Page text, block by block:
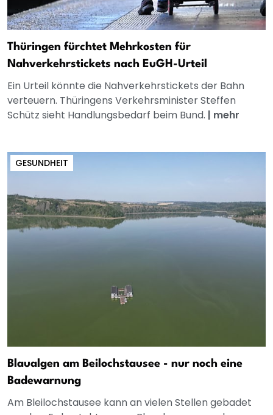
Thüringen fürchtet Mehrkosten für
Nahverkehrstickets nach EuGH-Urteil
Ein Urteil könnte die Nahverkehrstickets der Bahn
verteuern. Thüringens Verkehrsminister Steffen
Schütz sieht Handlungsbedarf beim Bund. | mehr
GESUNDHEIT
Blaualgen am Beilochstausee - nur noch eine
Badewarnung
Am Bleilochstausee kann an vielen Stellen gebadet